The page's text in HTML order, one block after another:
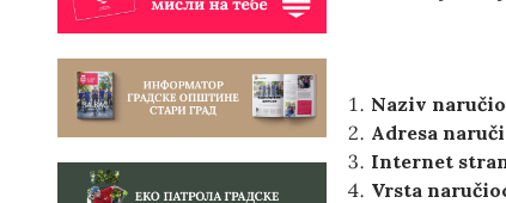
Naziv
Adresa
Internet
Vrsta